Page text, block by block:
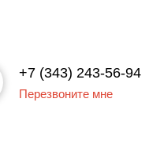
+7 (343) 243-56-94
Перезвоните мне